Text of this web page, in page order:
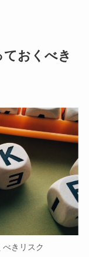
おくべき
きリスク